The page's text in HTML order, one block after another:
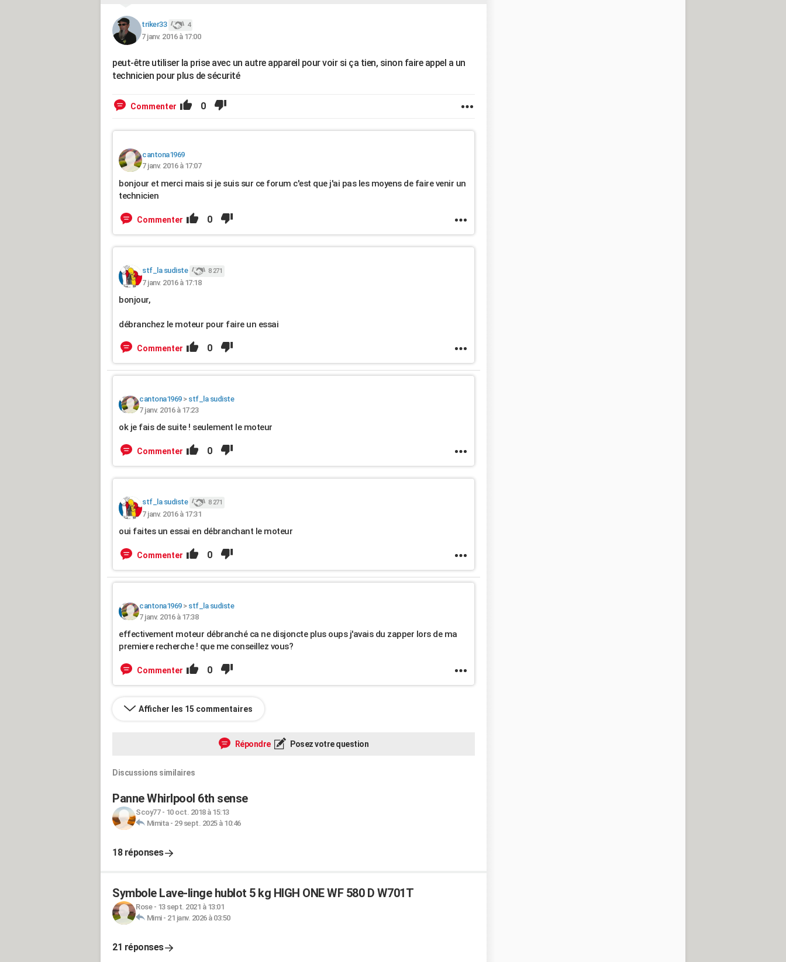
triker33 4
7 janv. 2016 à 17:00
peut-être utiliser la prise avec un autre appareil pour voir si ça tien, sinon faire appel a un
technicien pour plus de sécurité
Commenter 0
cantona1969
7 janv. 2016 à 17:07
bonjour et merci mais si je suis sur ce forum c'est que j'ai pas les moyens de faire venir un
technicien
Commenter 0
stf_la sudiste 8 271
7 janv. 2016 à 17:18
bonjour,
débranchez le moteur pour faire un essai
Commenter 0
cantona1969> stf_la sudiste
7 janv. 2016 à 17:23
ok je fais de suite ! seulement le moteur
Commenter 0
stf_la sudiste 8 271
7 janv. 2016 à 17:31
oui faites un essai en débranchant le moteur
Commenter 0
cantona1969> stf_la sudiste
7 janv. 2016 à 17:38
effectivement moteur débranché ca ne disjoncte plus oups j'avais du zapper lors de ma
premiere recherche ! que me conseillez vous?
Commenter 0
Afficher les 15 commentaires
Répondre Posez votre question
Discussions similaires
Panne Whirlpool 6th sense
Scoy77- 10 oct. 2018 à 15:13
Mimita- 29 sept. 2025 à 10:46
18 réponses
Symbole Lave-linge hublot 5 kg HIGH ONE WF 580 D W701T
Rose- 13 sept. 2021 à 13:01
Mimi- 21 janv. 2026 à 03:50
21 réponses